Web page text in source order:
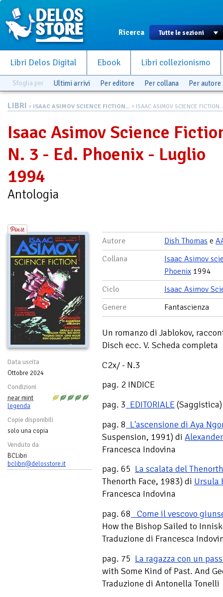
Ricerca
Libri Delos Digital Ebook Libri collezionismo
Sfoglia per Ultimi arrivi Per editore Per collana Per autore
LIBRI > ISAAC ASIMOV SCIENCE FICTION... > ISAAC ASIMOV SCIENCE
Isaac Asimov Science
N. 3 - Ed. Phoenix - Luglio
1994
Antologia
Data uscita
Ottobre 2024
Condizioni
near mint
legenda
Copie disponibili
solo una copia
Venduto da
BCLibri
bclibri@delosstore.it
Autore Dish Thomas e
Collana
Isaac Asimov
Phoenix 1994
Ciclo
Isaac Asimov
Genere
Fantascienza
Un romanzo di Jablokov,
Disch ecc. V. Scheda completa
C2x/ - N.3
pag. 2 INDICE
pag. 3 EDITORIALE
pag. 8 L'ascensione di Aya
Suspension, 1991) di
Francesca Indovina
pag. 65 La scalata del Thenorth
Thenorth Face, 1983) di Ursula
Francesca Indovina
pag. 68 Come il vescovo
How the Bishop Sailed to
Traduzione di Francesca
pag. 75 La ragazza con un
with Some Kind of Past. And
Traduzione di Antonella Tonelli